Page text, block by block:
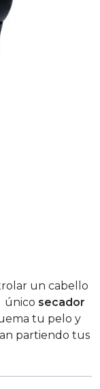
un cabello
único secador
tu pelo y
partiendo tus